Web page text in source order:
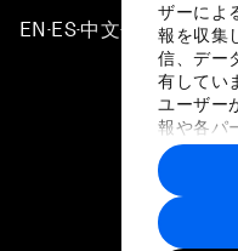
ザーによ
報を収集
信、デー
有してい
ユーザー
報や各パ
に収集さ
トナーに
す。
EN ▪ES▪中文▪ 日本語
プライバシ